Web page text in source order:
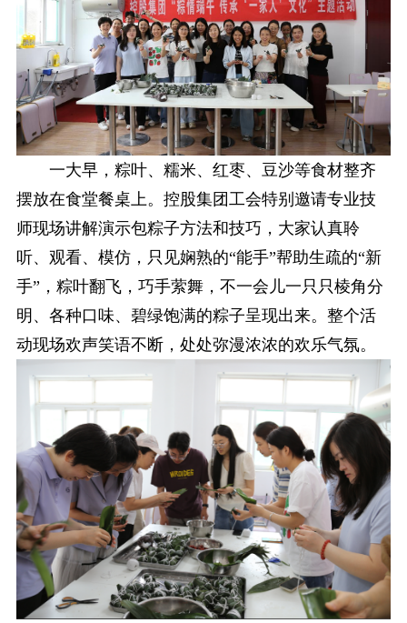
一大早，粽叶、糯米、红枣、豆沙等食材整齐
摆放在食堂餐桌上。控股集团工会特别邀请专业技
师现场讲解演示包粽子方法和技巧，大家认真聆
听、观看、模仿，只见娴熟的“能手”帮助生疏的“新
手”，粽叶翻飞，巧手萦舞，不一会儿一只只棱角分
明、各种口味、碧绿饱满的粽子呈现出来。整个活
动现场欢声笑语不断，处处弥漫浓浓的欢乐气氛。